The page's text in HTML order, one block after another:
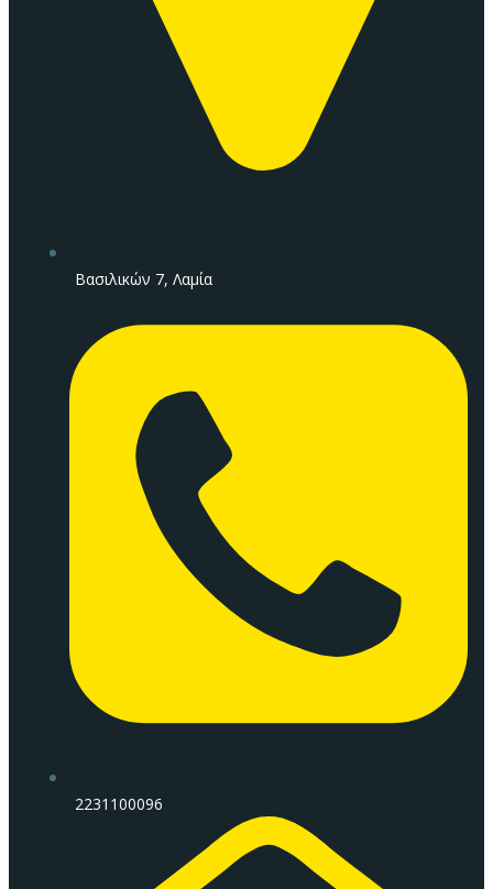
Βασιλικών 7, Λαμία
2231100096